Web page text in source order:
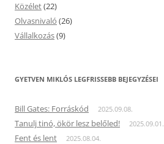
Közélet(22)
Olvasnivaló (26)
Vállalkozás(9)
GYETVEN MIKLÓS LEGFRISSEBB BEJEGYZÉSEI
Bill Gates: Forráskód 2025.09.08.
Tanulj tinó, ökör lesz belőled! 2025.09.01.
Fent és lent 2025.08.04.